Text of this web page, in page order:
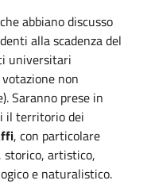
abbiano discusso
alla scadenza del
universitari
non
Saranno prese in
il territorio dei
, con particolare
artistico,
e naturalistico.